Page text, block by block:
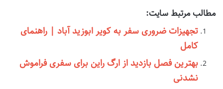
مطالب مرتبط سایت:
تجهیزات ضروری سفر به کویر ابوزید آباد | راهنمای
کامل
بهترین فصل بازدید از ارگ راین برای سفری فراموش
نشدنی